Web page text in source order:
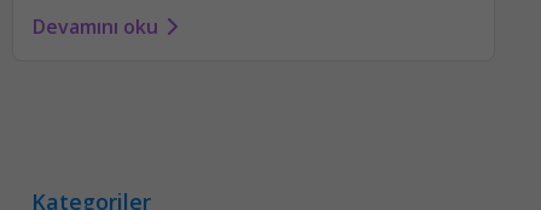
Devamını oku
Kategoriler